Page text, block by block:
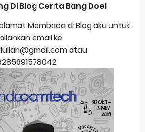
Di Blog Cerita Bang Doel
Membaca di Blog aku untuk
email ke
atau